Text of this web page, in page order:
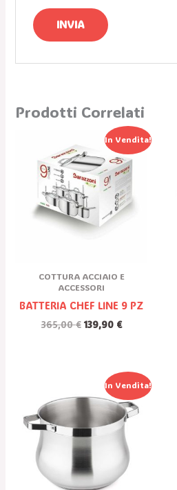
Prodotti Correlati
In Vendita!
COTTURA ACCIAIO E
ACCESSORI
BATTERIA CHEF LINE 9 PZ
365,00€
Prezzo
Originale
Era:
365,00 €.
139,90 €
Prezzo
Attuale
È:
139,90 €.
In Vendita!
Prezzo
Originale
Era:
112,00 €.
Il
Prezzo
Attuale
È:
67,20 €.